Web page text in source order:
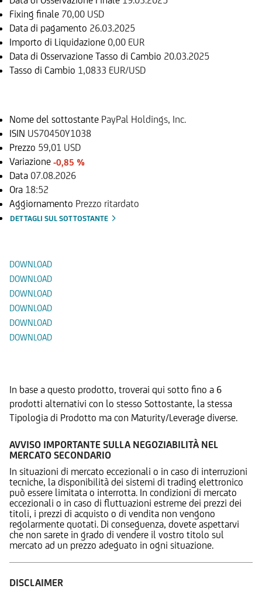
Fixing finale 70,00 USD
Data di pagamento 26.03.2025
Importo di Liquidazione 0,00 EUR
Data di Osservazione Tasso di Cambio 20.03.2025
Tasso di Cambio 1,0833 EUR/USD
Nome del sottostante PayPal Holdings, Inc.
ISIN US70450Y1038
Prezzo 59,01 USD
Variazione -0,85 %
Data 07.08.2026
Ora 18:52
Aggiornamento Prezzo ritardato
DETTAGLI SUL SOTTOSTANTE
DOWNLOAD
DOWNLOAD
DOWNLOAD
DOWNLOAD
DOWNLOAD
DOWNLOAD
In base a questo prodotto, troverai qui sotto fino a 6
prodotti alternativi con lo stesso Sottostante, la stessa
Tipologia di Prodotto ma con Maturity/Leverage diverse.
AVVISO IMPORTANTE SULLA NEGOZIABILITÀ NEL
MERCATO SECONDARIO
In situazioni di mercato eccezionali o in caso di interruzioni
tecniche, la disponibilità dei sistemi di trading elettronico
può essere limitata o interrotta. In condizioni di mercato
eccezionali o in caso di fluttuazioni estreme dei prezzi dei
titoli, i prezzi di acquisto o di vendita non vengono
regolarmente quotati. Di conseguenza, dovete aspettarvi
che non sarete in grado di vendere il vostro titolo sul
mercato ad un prezzo adeguato in ogni situazione.
DISCLAIMER